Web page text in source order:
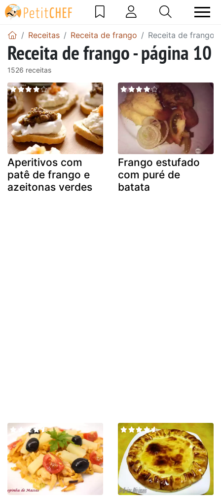
Receitas Receita de frango Receita de frango
Receita de frango - página 10
1526 receitas
Aperitivos com
patê de frango e
azeitonas verdes
Frango estufado
com puré de
batata